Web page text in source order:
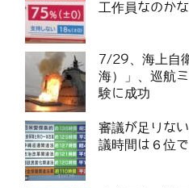
工作員なのかな
7/29、海上自
海）」、巡航
験に成功
審議が足りな
議時間は６位